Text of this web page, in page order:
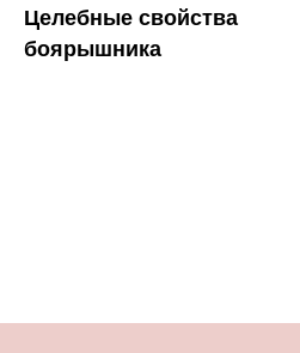
Целебные свойства
боярышника